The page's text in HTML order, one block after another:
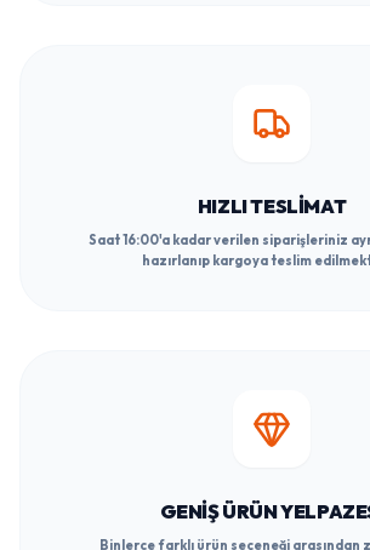
HIZLI TESLIMAT
Saat 16:00'a kadar verilen siparişleriniz
hazırlanıp kargoya teslim
GENIŞ ÜRÜN
Binlerce farklı ürün seçeneği arasından